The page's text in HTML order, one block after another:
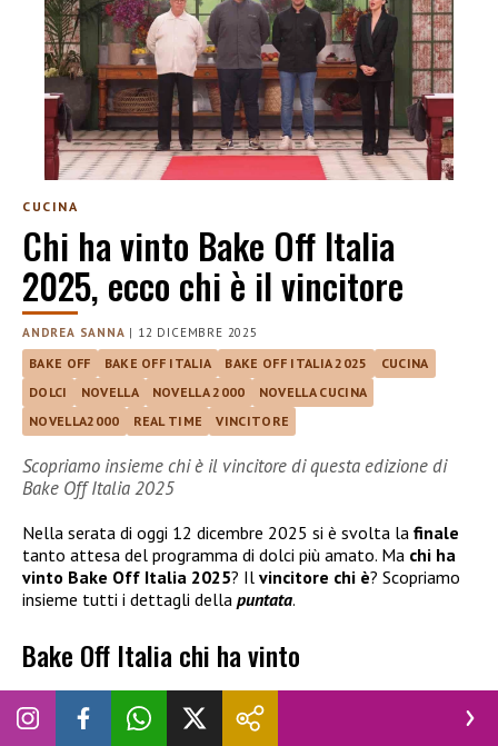
CUCINA
Chi ha vinto Bake Off Italia
2025, ecco chi è il vincitore
ANDREA SANNA | 12 DICEMBRE 2025
BAKE OFF BAKE OFF ITALIA BAKE OFF ITALIA 2025
CUCINA
DOLCI
NOVELLA NOVELLA 2000
NOVELLA CUCINA
NOVELLA2000
REAL TIME VINCITORE
Scopriamo insieme chi è il vincitore di questa edizione di
Bake Off Italia 2025
Nella serata di oggi 12 dicembre 2025 si è svolta la finale
tanto attesa del programma di dolci più amato. Ma chi ha
vinto Bake Off Italia 2025? Il vincitore chi è? Scopriamo
insieme tutti i dettagli della puntata.
Bake Off Italia chi ha vinto
Siamo certi che anche voi vi state chiedendo
vincitore
Bake Off Italia 2025